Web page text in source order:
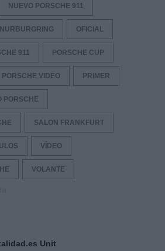
NUEVO PORSCHE 911
NURBURGRING OFICIAL
911 PORSCHE CUP
PORSCHE VIDEO PRIMER
PORSCHE
SALON FRANKFURT
VÍDEO
VOLANTE
Unit